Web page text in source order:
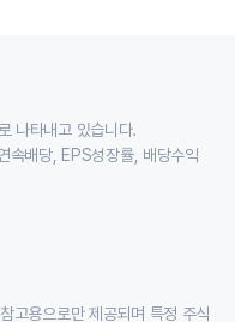
나타내고 있습니다.
속배당, EPS성장률, 배당수익
고용으로만 제공되며 특정 주식